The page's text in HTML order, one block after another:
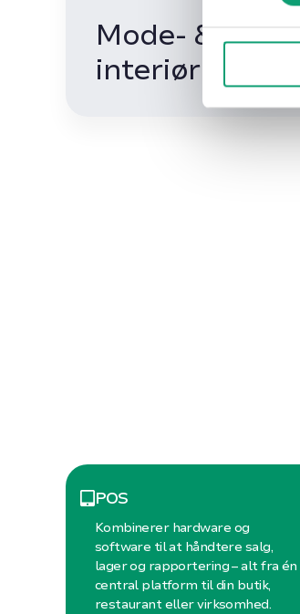
y
k
v
Mode- &
interiørbutik
POS
Kombinerer hardware og
software til at håndtere salg,
lager og rapportering – alt fra én
central platform til din butik,
restaurant eller virksomhed.